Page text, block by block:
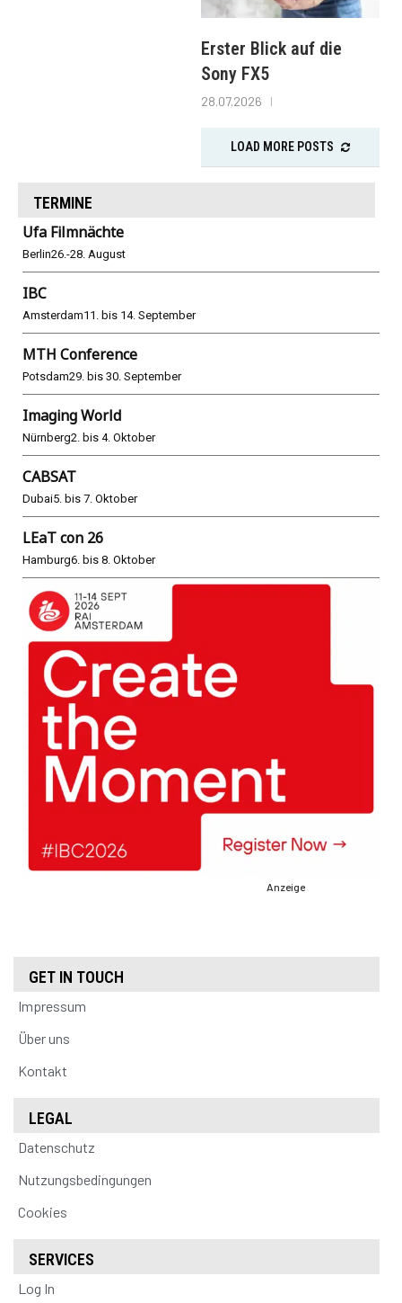
Erster Blick auf die
Sony FX5
28.07.2026
LOAD MORE POSTS
TERMINE
Ufa Filmnächte
Berlin26.-28. August
IBC
Amsterdam11. bis 14. September
MTH Conference
Potsdam29. bis 30. September
Imaging World
Nürnberg2. bis 4. Oktober
CABSAT
Dubai5. bis 7. Oktober
LEaT con 26
Hamburg6. bis 8. Oktober
Anzeige
GET IN TOUCH
Impressum
Über uns
Kontakt
LEGAL
Datenschutz
Nutzungsbedingungen
Cookies
SERVICES
Log In